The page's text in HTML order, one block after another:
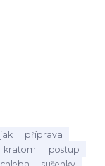
jak
příprava
kratom
postup